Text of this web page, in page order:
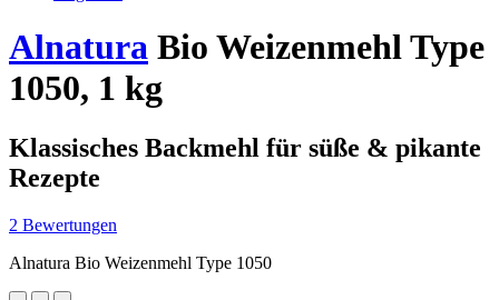
Alnatura Bio Weizenmehl Type
1050, 1 kg
Klassisches Backmehl für süße & pikante
Rezepte
2 Bewertungen
Alnatura Bio Weizenmehl Type 1050